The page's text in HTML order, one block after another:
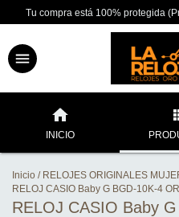
Tu compra está 100% protegida
INICIO
Inicio / RELOJES ORIGINALES
RELOJ CASIO Baby G BGD-10K-4
RELOJ CASIO Baby